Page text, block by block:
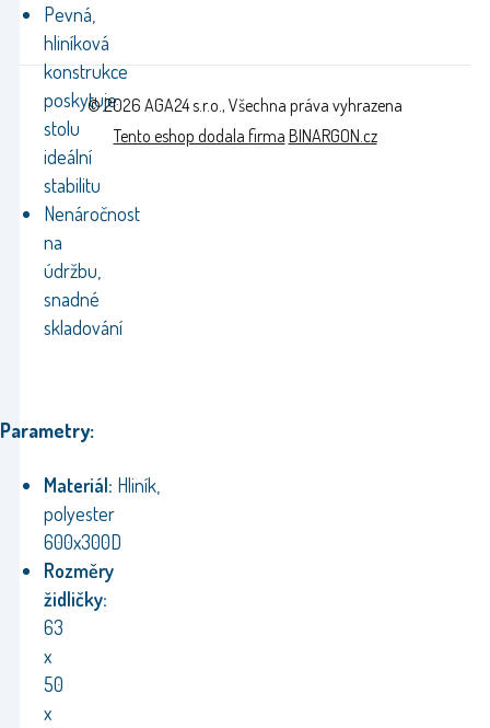
Pevná,
hliníková
konstrukce
poskytuje
stolu
ideální
stabilitu
Nenáročnost
na
údržbu,
snadné
skladování
Parametry:
Materiál: Hliník,
polyester
600x300D
Rozměry
židličky:
63
x
50
x
© 2026 AGA24 s.r.o., Všechna práva vyhrazena
Tento eshop dodala firma BINARGON.cz